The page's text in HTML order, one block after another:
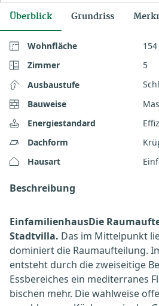
Überblick Grundriss
Wohnfläche
154
Zimmer
5
Ausbaustufe
Bauweise
Energiestandard
Dachform
Hausart
Beschreibung
EinfamilienhausDie
Stadtvilla. Das im Mittelpunkt
dominiert die Raumaufteilung.
entsteht durch die zweiseitige
Essbereiches ein mediterranes
bischen mehr. Die wahlweise